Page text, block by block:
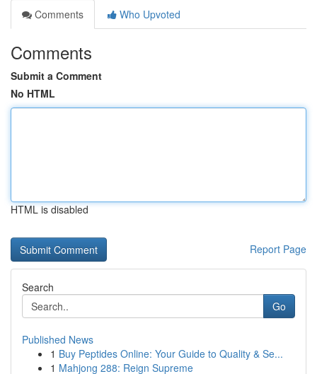
Comments
Who Upvoted
Comments
Submit a Comment
No HTML
HTML is disabled
Report Page
Search
Go
Published News
1 Buy Peptides Online: Your Guide to Quality & Se...
1 Mahjong 288: Reign Supreme